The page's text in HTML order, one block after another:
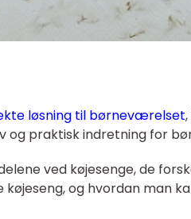
løsning til børneværelset
og praktisk indretning for
ved køjesenge, de
og hvordan man